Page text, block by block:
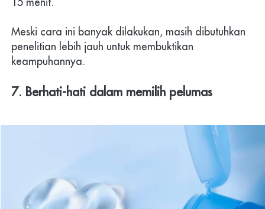
Meski cara ini banyak dilakukan, masih dibutuhkan
penelitian lebih jauh untuk membuktikan
keampuhannya.
7. Berhati-hati dalam memilih pelumas